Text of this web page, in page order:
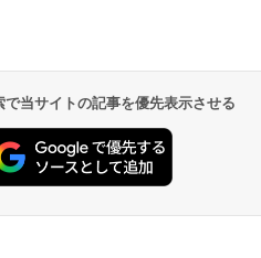
当サイトの記事を優先表示させる